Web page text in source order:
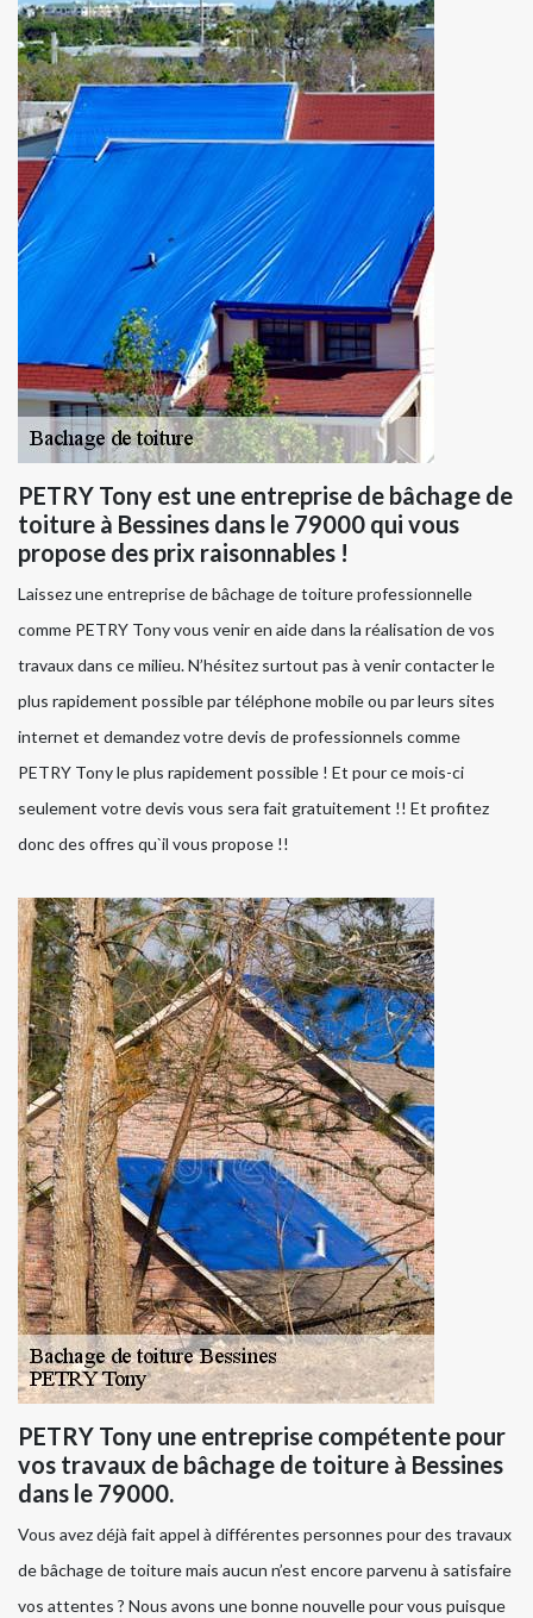
PETRY Tony est une entreprise de bâchage de
toiture à Bessines dans le 79000 qui vous
propose des prix raisonnables !
Laissez une entreprise de bâchage de toiture professionnelle
comme PETRY Tony vous venir en aide dans la réalisation de vos
travaux dans ce milieu. N’hésitez surtout pas à venir contacter le
plus rapidement possible par téléphone mobile ou par leurs sites
internet et demandez votre devis de professionnels comme
PETRY Tony le plus rapidement possible ! Et pour ce mois-ci
seulement votre devis vous sera fait gratuitement !! Et profitez
donc des offres qu`il vous propose !!
PETRY Tony une entreprise compétente pour
vos travaux de bâchage de toiture à Bessines
dans le 79000.
Vous avez déjà fait appel à différentes personnes pour des travaux
de bâchage de toiture mais aucun n’est encore parvenu à satisfaire
vos attentes ? Nous avons une bonne nouvelle pour vous puisque